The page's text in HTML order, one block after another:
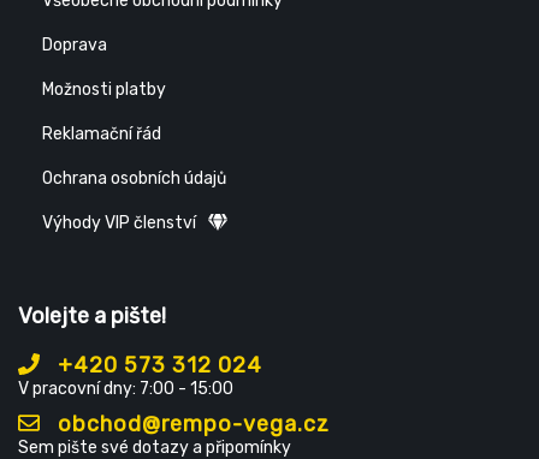
Doprava
Možnosti platby
Reklamační řád
Ochrana osobních údajů
Výhody VIP členství
Volejte a pište!
+420 573 312 024
V pracovní dny: 7:00 - 15:00
obchod@rempo-vega.cz
Sem pište své dotazy a připomínky